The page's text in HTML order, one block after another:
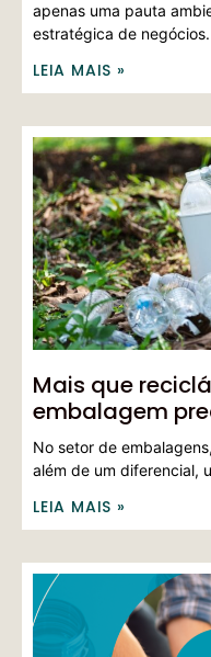
apenas uma pauta
estratégica de negócios.
LEIA MAIS »
Mais que
embalagem
No setor de
além de um diferencial,
LEIA MAIS »